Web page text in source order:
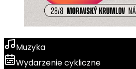
Muzyka
Wydarzenie cykliczne